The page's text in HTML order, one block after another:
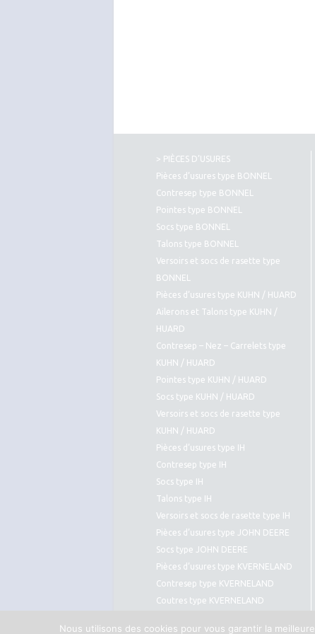
> PIÈCES D’USURES
Pièces d’usures type BONNEL
Contresep type BONNEL
Pointes type BONNEL
Socs type BONNEL
Talons type BONNEL
Versoirs et socs de rasette type
BONNEL
Pièces d’usures type KUHN / HUARD
Ailerons et Talons type KUHN /
HUARD
Contresep – Nez – Carrelets type
KUHN / HUARD
Pointes type KUHN / HUARD
Socs type KUHN / HUARD
Versoirs et socs de rasette type
KUHN / HUARD
Pièces d’usures type IH
Contresep type IH
Socs type IH
Talons type IH
Versoirs et socs de rasette type IH
Pièces d’usures type JOHN DEERE
Socs type JOHN DEERE
Pièces d’usures type KVERNELAND
Contresep type KVERNELAND
Coutres type KVERNELAND
Nous utilisons des cookies pour vous garantir la